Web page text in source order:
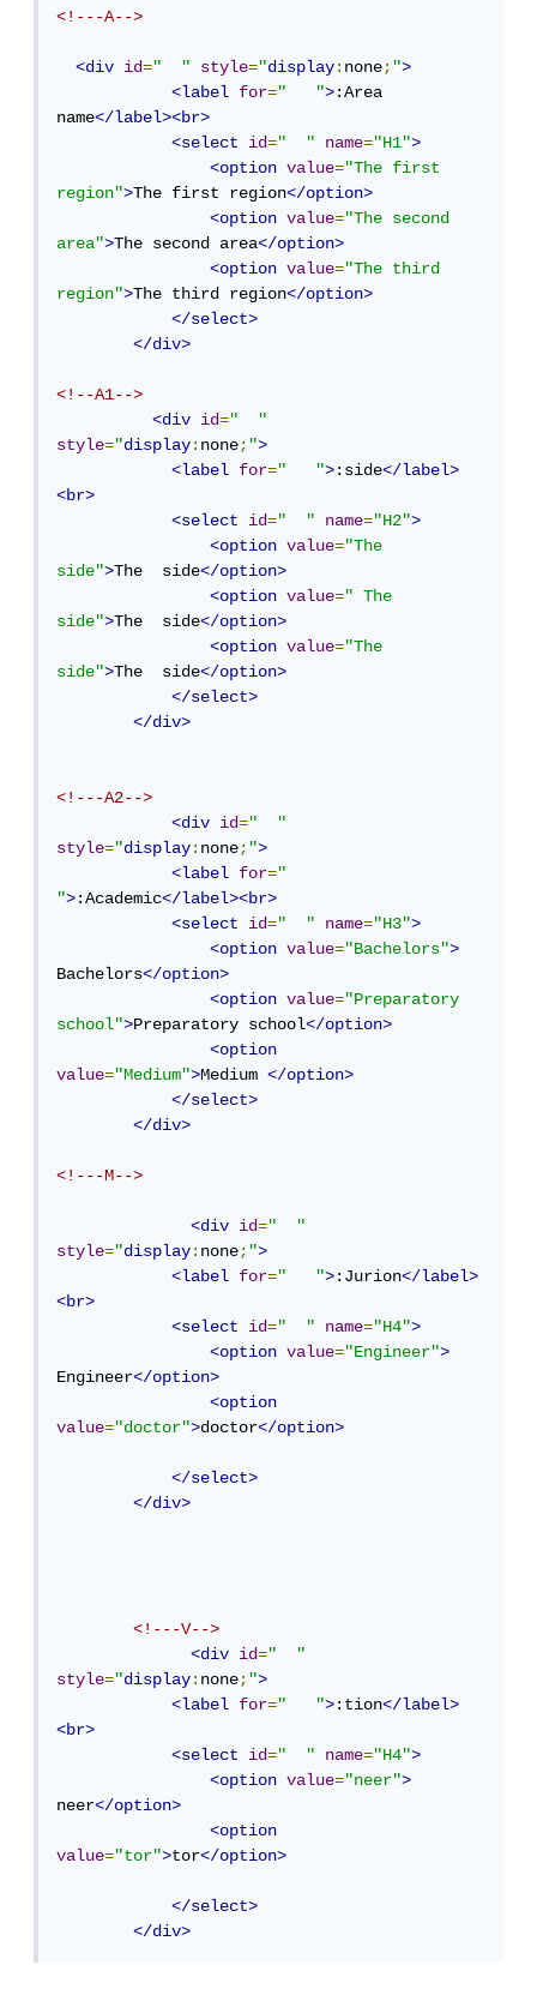
<!---A-->
<div id="  " style="display:none;">
<label
for="   ">:Area
name</label><br>
<select
id="  " name="H1">
<option
value="The first
region">The first region</option>
<option
value="The second
area">The second area</option>
<option
value="The third
region">The third region</option>
</select>
</div>
<!--A1-->
<div
id="  "
style="display:none;">
<label
for="   ">:side</label>
<br>
<select
id="  " name="H2">
<option
value="The
side">The  side</option>
<option
value=" The
side">The  side</option>
<option
value="The
side">The  side</option>
</select>
</div>
<!---A2-->
<div
id="  "
style="display:none;">
<label
for="
">:Academic</label><br>
<select
id="  " name="H3">
<option
value="Bachelors">
Bachelors</option>
<option
value="Preparatory
school">Preparatory school</option>
<option
value="Medium">Medium </option>
</select>
</div>
<!---M-->
<div id="  "
style="display:none;">
<label
for="   ">:Jurion</label>
<br>
<select
id="  " name="H4">
<option
value="Engineer">
Engineer</option>
<option
value="doctor">doctor</option>
</select>
</div>
<!---V-->
<div
id="  "
style="display:none;">
<label
for="   ">:tion</label>
<br>
<select
id="  " name="H4">
<option
value="neer">
neer</option>
<option
value="tor">tor</option>
</select>
</div>